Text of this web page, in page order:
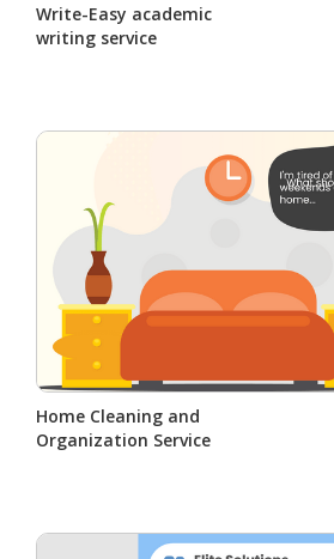
Write-Easy academic
writing service
Home Cleaning and
Organization Service